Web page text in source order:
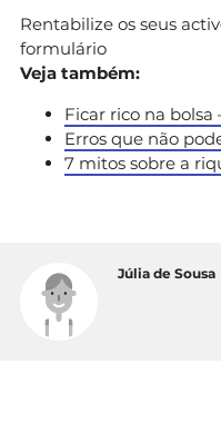
Rentabilize os seus
formulário
Veja também:
Ficar rico na
Erros que não
7 mitos sobre a
Júlia de Sousa